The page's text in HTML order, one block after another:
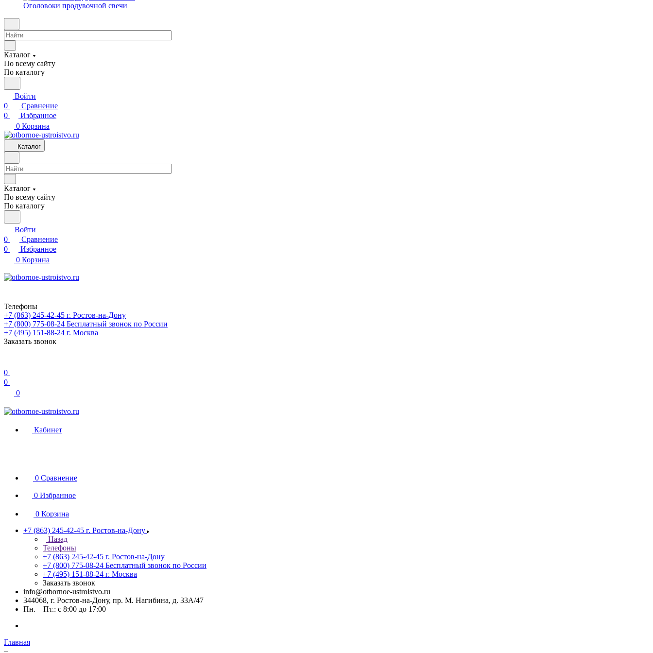
Оголовоки продувочной свечи
Каталог
По всему сайту
По каталогу
Войти
0
Сравнение
0
Избранное
0 Корзина
Каталог
Каталог
По всему сайту
По каталогу
Войти
0
Сравнение
0
Избранное
0 Корзина
Телефоны
+7 (863) 245-42-45 г. Ростов-на-Дону
+7 (800) 775-08-24 Бесплатный звонок по России
+7 (495) 151-88-24 г. Москва
Заказать звонок
0
0
0
Кабинет
0 Сравнение
0 Избранное
0 Корзина
+7 (863) 245-42-45 г. Ростов-на-Дону
Назад
Телефоны
+7 (863) 245-42-45 г. Ростов-на-Дону
+7 (800) 775-08-24 Бесплатный звонок по России
+7 (495) 151-88-24 г. Москва
Заказать звонок
info@otbornoe-ustroistvo.ru
344068, г. Ростов-на-Дону, пр. М. Нагибина, д. 33А/47
Пн. – Пт.: с 8:00 до 17:00
Главная
–